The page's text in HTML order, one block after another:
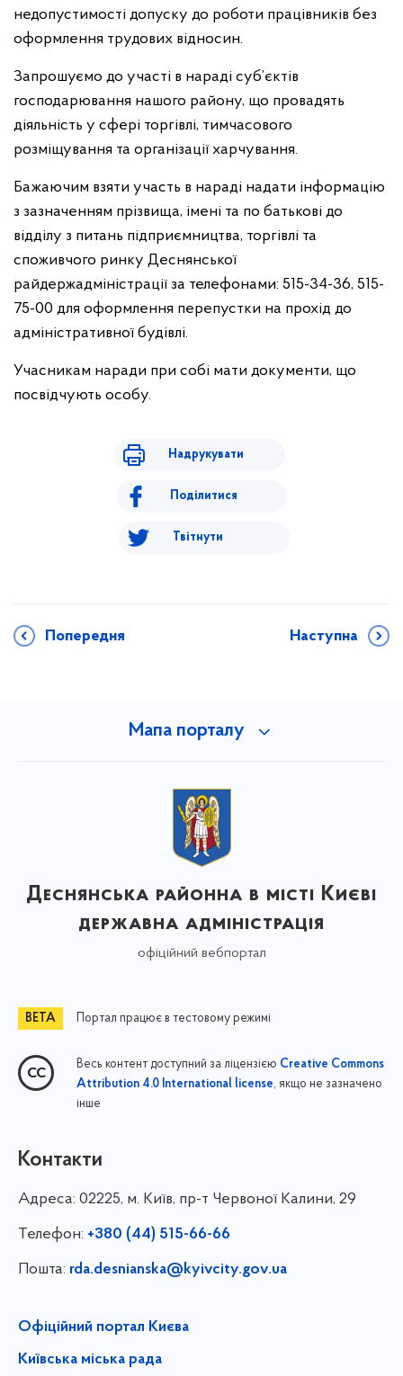
недопустимості допуску до роботи працівників без
оформлення трудових відносин.
Запрошуємо до участі в нараді суб’єктів
господарювання нашого району, що провадять
діяльність у сфері торгівлі, тимчасового
розміщування та організації харчування.
Бажаючим взяти участь в нараді надати інформацію
з зазначенням прізвища, імені та по батькові до
відділу з питань підприємництва, торгівлі та
споживчого ринку Деснянської
райдержадміністрації за телефонами: 515-34-36, 515-
75-00 для оформлення перепустки на прохід до
адміністративної будівлі.
Учасникам наради при собі мати документи, що
посвідчують особу.
Надрукувати
Поділитися
Твітнути
Попередня Наступна
Мапа порталу
Деснянська районна в місті Києві
державна адміністрація
офіційний вебпортал
Портал працює в тестовому режимі
Весь контент доступний за ліцензією Creative Commons
Attribution 4.0 International license, якщо не зазначено
інше
Контакти
Адреса: 02225, м. Київ, пр-т Червоної Калини, 29
Телефон: +380 (44) 515-66-66
Пошта: rda.desnianska@kyivcity.gov.ua
Офіційний портал Києва
Київська міська рада